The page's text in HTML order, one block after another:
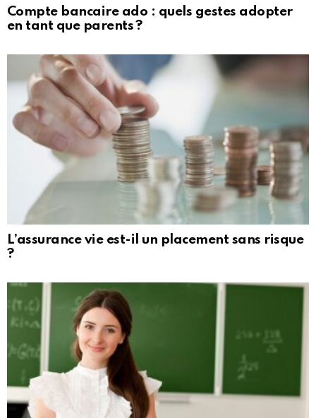
Compte bancaire ado : quels gestes adopter
en tant que parents ?
L’assurance vie est-il un placement sans risque
?